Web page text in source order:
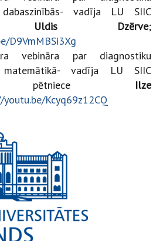
vadīja LU SIIC
Uldis Dzērve;
D9VmMBSi3Xg
vebināra par diagnostiku
matemātikā- vadīja LU SIIC
Ilze
Kcyq69z12CQ